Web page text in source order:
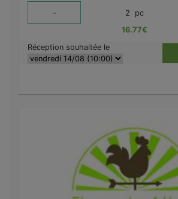
- 2 pc
16.77€
Réception souhaitée le